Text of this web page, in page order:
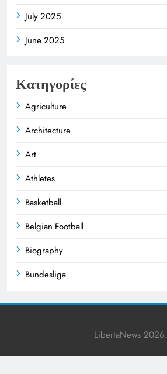
July 2025
June 2025
Κατηγορίες
Agriculture
Architecture
Art
Athletes
Basketball
Belgian Football
Biography
Bundesliga
LibertaNews 2026.